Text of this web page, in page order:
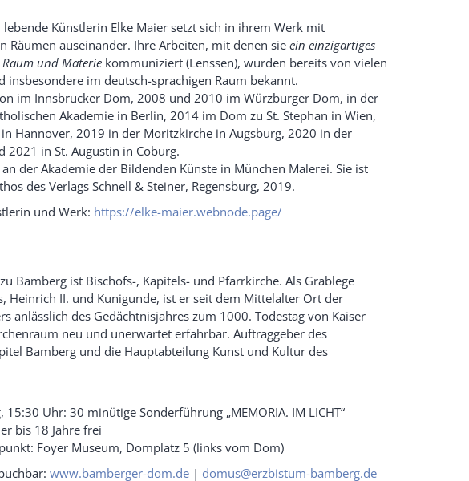
Künstlerin Elke Maier setzt sich in ihrem Werk mit
Räumen auseinander. Ihre Arbeiten, mit denen sie ein einzigartiges
Raum und Materie kommuniziert (Lenssen), wurden bereits von vielen
im deutsch-sprachigen Raum bekannt.
im Innsbrucker Dom, 2008 und 2010 im Würzburger Dom, in der
Akademie in Berlin, 2014 im Dom zu St. Stephan in Wien,
Hannover, 2019 in der Moritzkirche in Augsburg, 2020 in der
2021 in St. Augustin in Coburg.
der Akademie der Bildenden Künste in München Malerei. Sie ist
des Verlags Schnell & Steiner, Regensburg, 2019.
und Werk: https://elke-maier.webnode.page/
Bamberg ist Bischofs-, Kapitels- und Pfarrkirche. Als Grablege
Heinrich II. und Kunigunde, ist er seit dem Mittelalter Ort der
anlässlich des Gedächtnisjahres zum 1000. Todestag von Kaiser
neu und unerwartet erfahrbar. Auftraggeber des
Bamberg und die Hauptabteilung Kunst und Kultur des
Uhr: 30 minütige Sonderführung „MEMORIA. IM LICHT“
bis 18 Jahre frei
Foyer Museum, Domplatz 5 (links vom Dom)
www.bamberger-dom.de | domus@erzbistum-bamberg.de